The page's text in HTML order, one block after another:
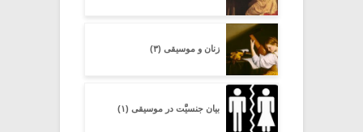
زنان و موسیقی (۳)
بیان جنسیَّت در موسیقی (۱)